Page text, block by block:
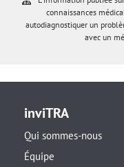
connaissances
autodiagnostiquer un
avec un
inviTRA
Qui sommes-nous
Équipe